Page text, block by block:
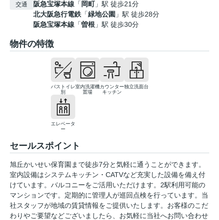
交通 阪急宝塚本線 「 岡町」駅 徒歩21分
北大阪急行電鉄 「緑地公園 」駅 徒歩28分
阪急宝塚本線 「曽根 」駅 徒歩30分
物件の特徴
バストイレ
別
室内洗濯機
置場
カウンター
キッチン
独立洗面台
エレベータ
ー
セールスポイント
旭丘かいせい保育園まで徒歩7分と気軽に通うことができます。
室内設備はシステムキッチン・CATVなど充実した設備を備え付
けています。バルコニーをご活用いただけます。2駅利用可能の
マンションです。定期的に管理人が巡回点検を行っています。当
社スタッフが地域の賃貸情報をご提供いたします。お客様のこだ
わりやご要望などございましたら、お気軽に当社へお問い合わせ